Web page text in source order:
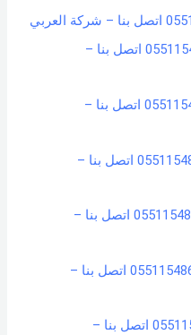
شركة تنظيف سجاد بسكاكا – 0551154864 اتصل بنا –
شركة تنظيف منازل بسكاكا – 0551154864 اتصل بنا –
شركة تنظيف خزانات بسكاكا – 0551154864 اتصل بنا –
شركة تنظيف مكيفات بسكاكا – 0551154864 اتصل بنا –
شركة مكافحة حشرات بسكاكا – 0551154864 اتصل بنا –
شركة رش مبيدات بسكاكا – 0551154864 اتصل بنا –